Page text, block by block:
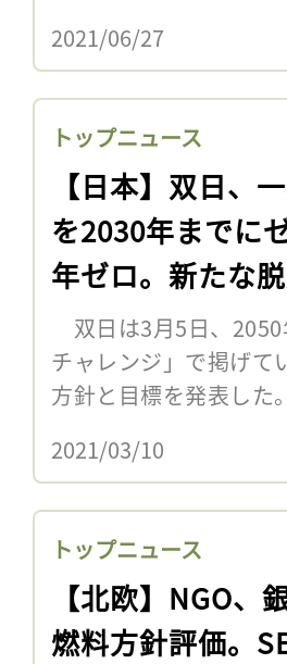
2021/06/27
トップニュース
【日本】双日、
を2030年までに
年ゼロ。新たな
双日は3月5日、
チャレンジ」で掲げて
方針と目標を発表し
2021/03/10
トップニュース
【北欧】NGO、
燃料方針評価。